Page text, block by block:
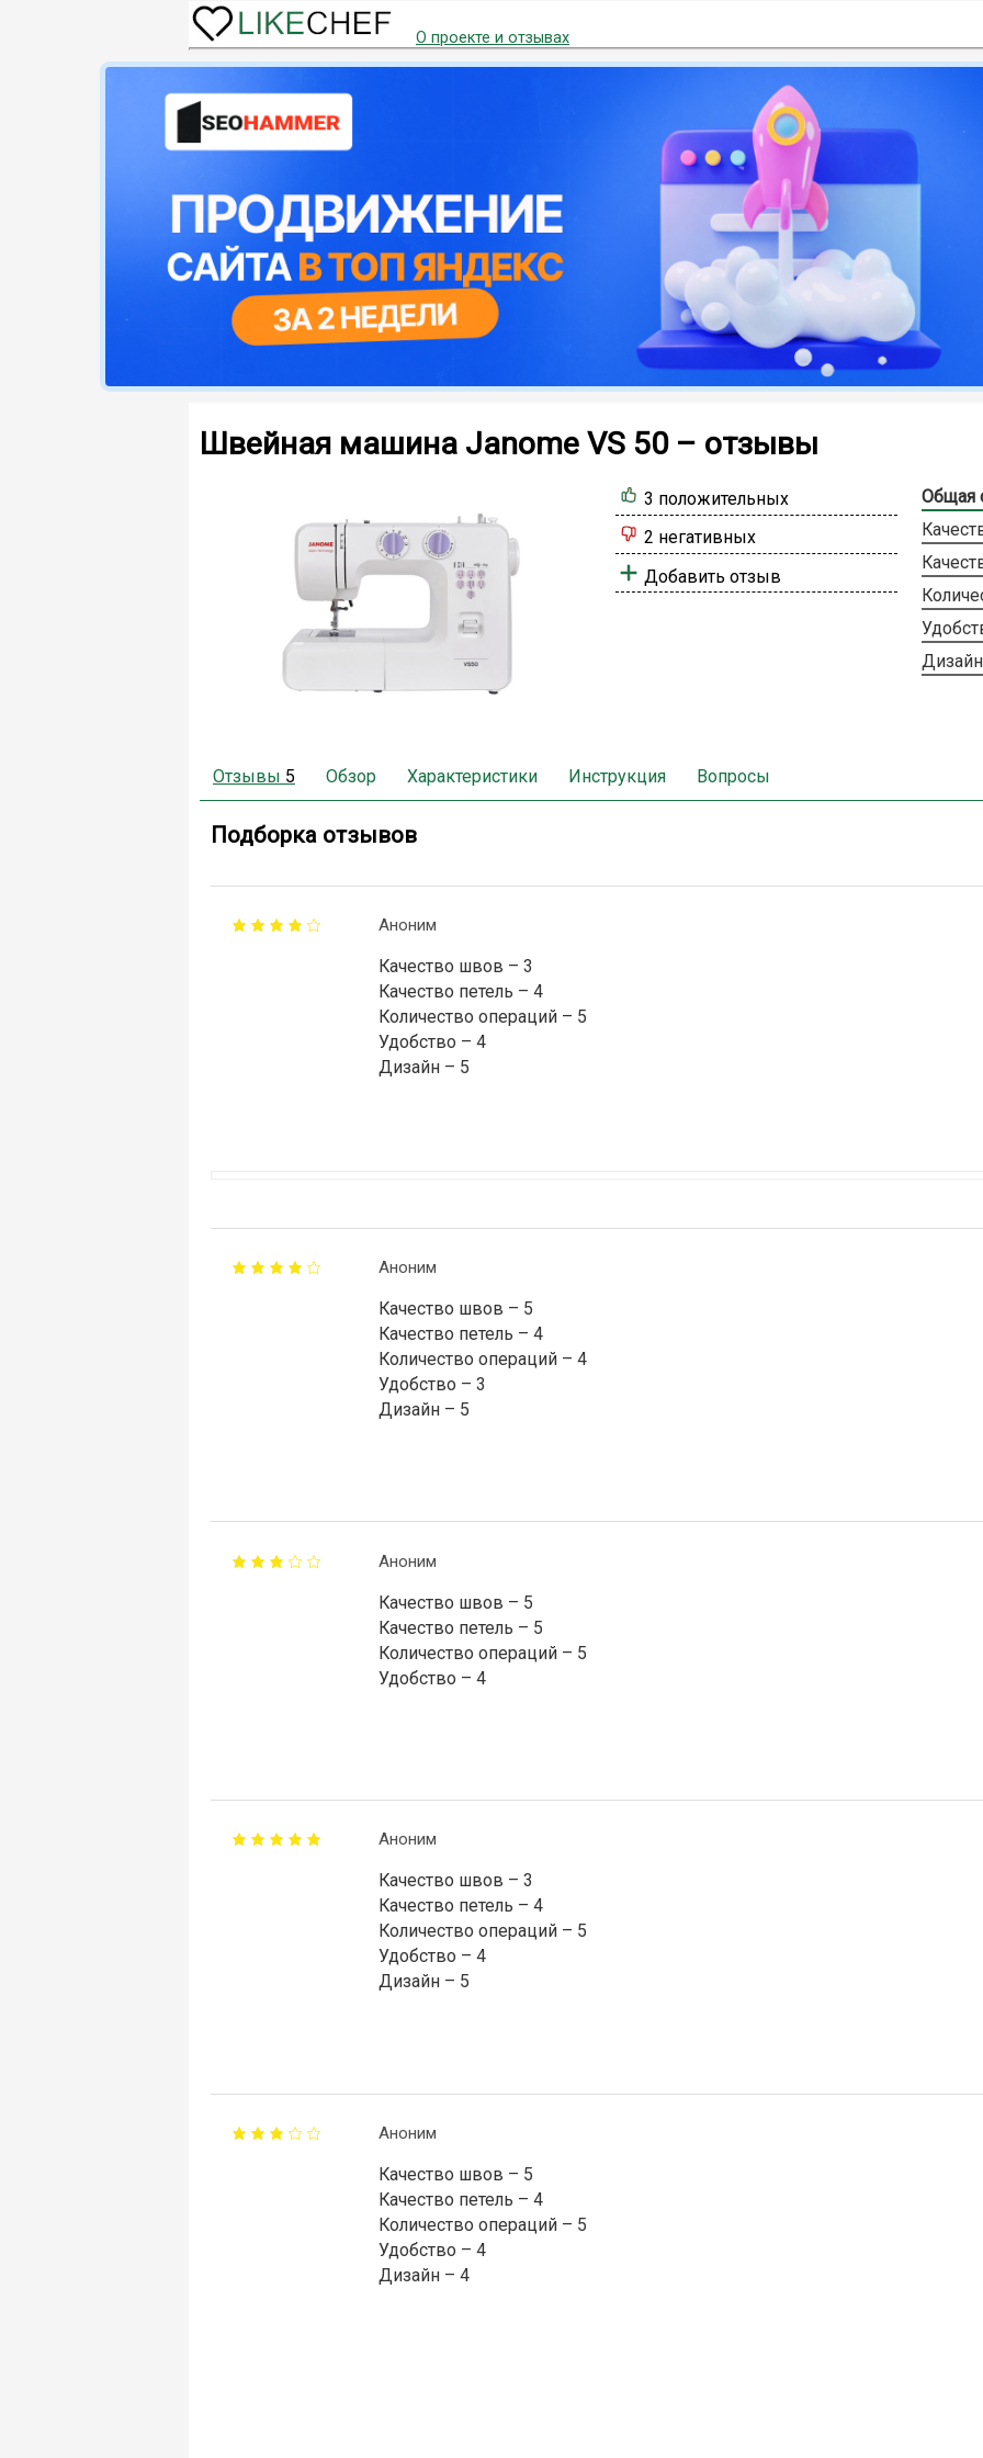
О проекте и отзывах
Швейная машина Janome VS 50 – отзывы
3 положительных
2 негативных
Добавить отзыв
Общая
Дизайн
Отзывы 5 Обзор Характеристики Инструкция Вопросы
Подборка отзывов
Аноним
Качество швов – 3
Качество петель – 4
Количество операций – 5
Удобство – 4
Дизайн – 5
Аноним
Качество швов – 5
Качество петель – 4
Количество операций – 4
Удобство – 3
Дизайн – 5
Аноним
Качество швов – 5
Качество петель – 5
Количество операций – 5
Удобство – 4
Аноним
Качество швов – 3
Качество петель – 4
Количество операций – 5
Удобство – 4
Дизайн – 5
Аноним
Качество швов – 5
Качество петель – 4
Количество операций – 5
Удобство – 4
Дизайн – 4